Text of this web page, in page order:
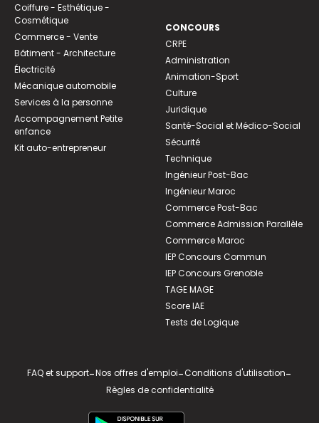
Coiffure - Esthétique -
Cosmétique
Commerce - Vente
Bâtiment - Architecture
Électricité
Mécanique automobile
Services à la personne
Accompagnement Petite
enfance
Kit auto-entrepreneur
CONCOURS
CRPE
Administration
Animation-Sport
Culture
Juridique
Santé-Social et Médico-Social
Sécurité
Technique
Ingénieur Post-Bac
Ingénieur Maroc
Commerce Post-Bac
Commerce Admission Parallèle
Commerce Maroc
IEP Concours Commun
IEP Concours Grenoble
TAGE MAGE
Score IAE
Tests de Logique
FAQ et support-Nos offres d'emploi-Conditions d'utilisation-
Règles de confidentialité